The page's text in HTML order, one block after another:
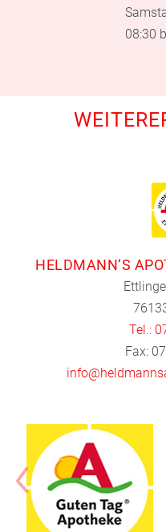
08:30
HELDMANN‘S
Tel.:
Fax: